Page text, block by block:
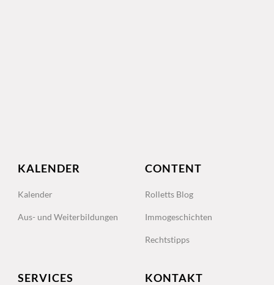
KALENDER
Kalender
Aus- und Weiterbildungen
CONTENT
Rolletts Blog
Immogeschichten
Rechtstipps
SERVICES KONTAKT